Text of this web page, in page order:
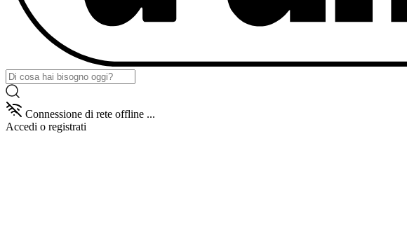
Connessione di rete offline ...
Accedi o registrati